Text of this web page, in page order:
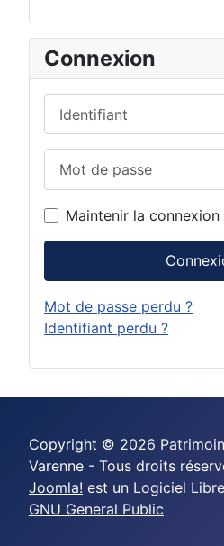
Connexion
Maintenir la connexion
Mot de passe perdu ?
Identifiant perdu ?
Copyright © 2026
Varenne - Tous droits
Joomla! est un Logiciel
GNU General Public